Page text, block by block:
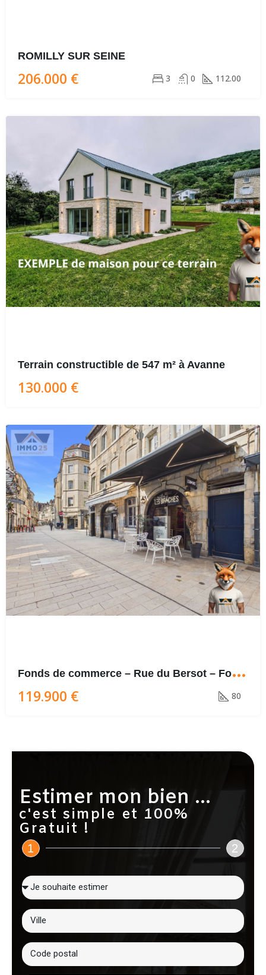
ROMILLY SUR SEINE
206.000 € 3 0 112.00
Terrain constructible de 547 m² à Avanne
130.000 €
F
onds de commerce – Rue du Bersot – Fort passage
119.900 € 80
Estimer mon bien ...
c'est simple et 100%
Gratuit !
1 2